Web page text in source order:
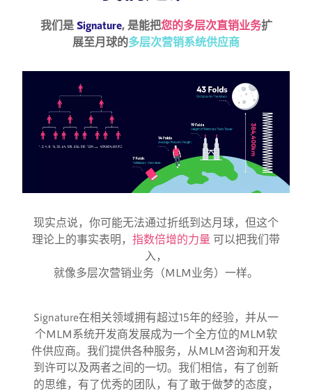
我们是 Signature, 是能把您的多层次直销业务扩
展至月球的多层次营销系统供应商
现实点说，你可能无法通过折纸到达月球，但这个
理论上的事实表明， 指数倍增的力量 可以把我们带
入，
就像多层次营销业务（MLM业务）一样。
Signature在相关领域拥有超过15年的经验，并从一
个MLM系统开发商发展成为一个全方位的MLM软
件供应商。我们提供各种服务，从MLM咨询和开发
到许可以及两者之间的一切。我们相信，有了创新
的思维，有了优秀的团队，有了敢于做梦的态度，